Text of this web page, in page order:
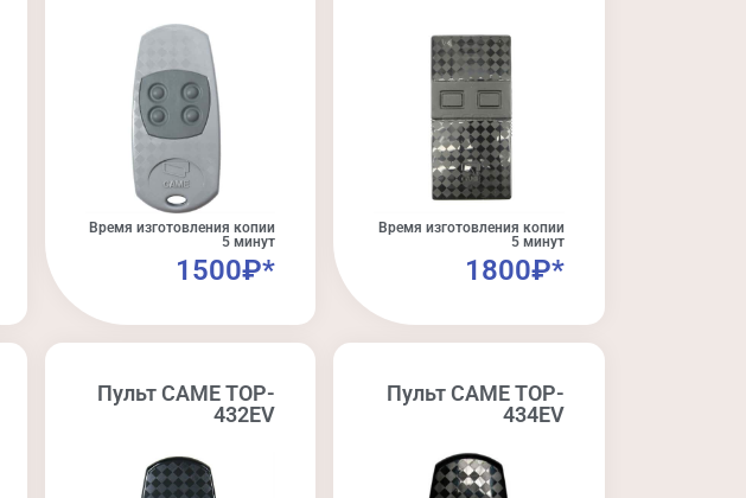
Время изготовления копии
5 минут
1500₽*
Время изготовления копии
5 минут
1800₽*
Пульт CAME TOP-
432EV
Пульт CAME TOP-
434EV​